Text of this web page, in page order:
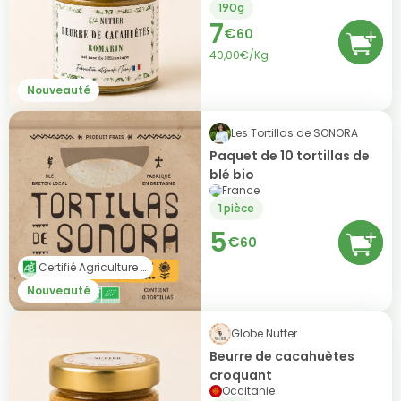
Nouveauté
190g
7€60
40,00€/Kg
Certifié Agriculture Biologique (AB)
Nouveauté
Les Tortillas de SONORA
Paquet de 10 tortillas de
blé bio
France
1 pièce
5€60
Globe Nutter
Beurre de cacahuètes
croquant
Occitanie